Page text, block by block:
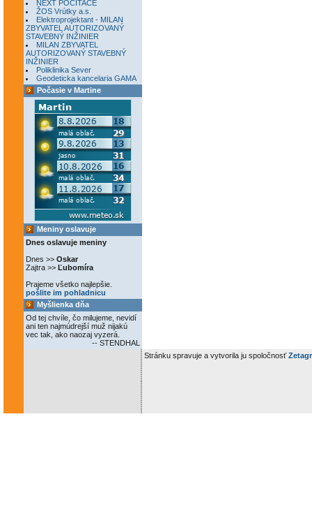
NEXT POČÍTAČE
ŽOS Vrútky a.s.
Elektroprojektant - MILAN
ZBYVATEL AUTORIZOVANÝ
STAVEBNÝ INŽINIER
MILAN ZBYVATEL
AUTORIZOVANÝ STAVEBNÝ
INŽINIER
Poliklinika Sever
Geodeticka kancelaria GAMA
Počasie v Martine
Meniny oslavuje
Dnes oslavuje meniny
Dnes >> Oskar
Zajtra >> Ľubomíra
Prajeme všetko najlepšie.
pošlite im pohladnicu
Myšlienka dňa
Od tej chvíle, čo milujeme, nevidí
ani ten najmúdrejší muž nijakú
vec tak, ako naozaj vyzerá.
-- STENDHAL
Stránku spravuje a vytvorila ju spoločnosť